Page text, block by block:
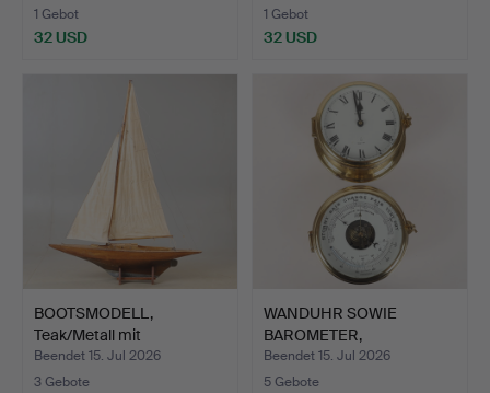
1 Gebot
32 USD
1 Gebot
32 USD
BOOTSMODELL,
Teak/Metall mit
Textilsegeln,…
Beendet 15. Jul 2026
3 Gebote
WANDUHR SOWIE
BAROMETER,
Messing/Glas, Sch…
Beendet 15. Jul 2026
5 Gebote